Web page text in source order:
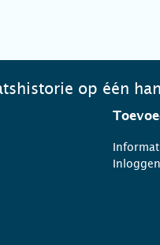
op één
Inloggen